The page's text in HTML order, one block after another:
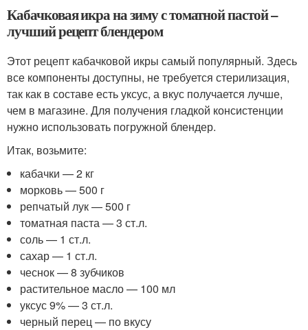
Кабачковая икра на зиму с томатной пастой –
лучший рецепт блендером
Этот рецепт кабачковой икры самый популярный. Здесь
все компоненты доступны, не требуется стерилизация,
так как в составе есть уксус, а вкус получается лучше,
чем в магазине. Для получения гладкой консистенции
нужно использовать погружной блендер.
Итак, возьмите:
кабачки — 2 кг
морковь — 500 г
репчатый лук — 500 г
томатная паста — 3 ст.л.
соль — 1 ст.л.
сахар — 1 ст.л.
чеснок — 8 зубчиков
растительное масло — 100 мл
уксус 9% — 3 ст.л.
черный перец — по вкусу